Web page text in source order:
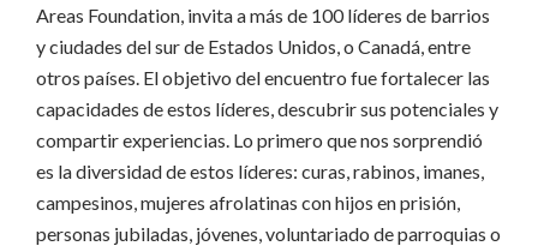
Areas Foundation, invita a más de 100 líderes de barrios
y ciudades del sur de Estados Unidos, o Canadá, entre
otros países. El objetivo del encuentro fue fortalecer las
capacidades de estos líderes, descubrir sus potenciales y
compartir experiencias. Lo primero que nos sorprendió
es la diversidad de estos líderes: curas, rabinos, imanes,
campesinos, mujeres afrolatinas con hijos en prisión,
personas jubiladas, jóvenes, voluntariado de parroquias o